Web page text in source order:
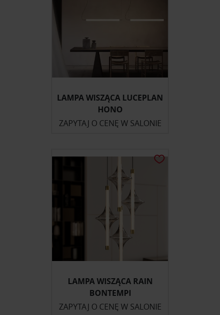
LAMPA WISZĄCA LUCEPLAN
HONO
ZAPYTAJ O CENĘ W SALONIE
LAMPA WISZĄCA RAIN
BONTEMPI
ZAPYTAJ O CENĘ W SALONIE